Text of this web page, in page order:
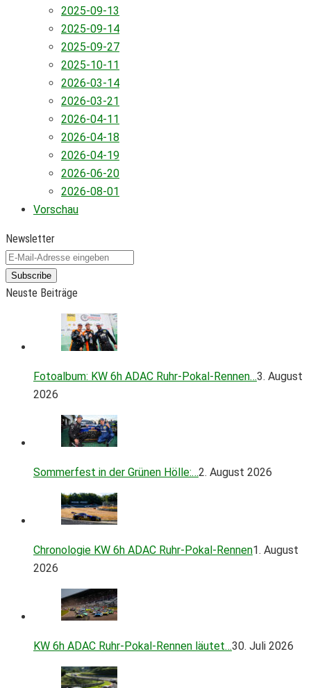
2025-09-13
2025-09-14
2025-09-27
2025-10-11
2026-03-14
2026-03-21
2026-04-11
2026-04-18
2026-04-19
2026-06-20
2026-08-01
Vorschau
Newsletter
Subscribe
Neuste Beiträge
Fotoalbum: KW 6h ADAC Ruhr-Pokal-Rennen…3. August
2026
Sommerfest in der Grünen Hölle:…2. August 2026
Chronologie KW 6h ADAC Ruhr-Pokal-Rennen1. August
2026
KW 6h ADAC Ruhr-Pokal-Rennen läutet…30. Juli 2026